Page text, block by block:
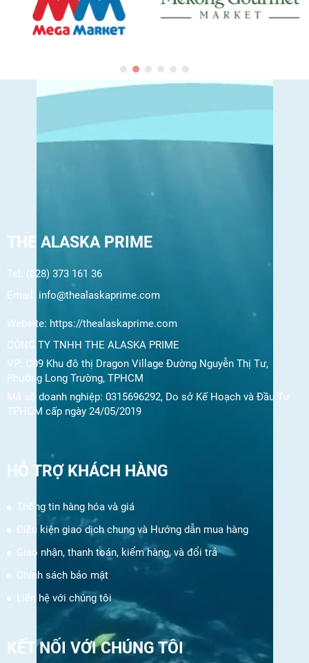
THE ALASKA PRIME
Tel: (028) 373 161 36
Email: info@thealaskaprime.com
Website: https://thealaskaprime.com
CÔNG TY TNHH THE ALASKA PRIME
VP: C09 Khu đô thị Dragon Village Đường Nguyễn Thị Tư,
Phường Long Trường, TPHCM
Mã số doanh nghiệp: 0315696292, Do sở Kế Hoạch và Đầu Tư
TPHCM cấp ngày 24/05/2019
HỖ TRỢ KHÁCH HÀNG
Thông tin hàng hóa và giá
Điều kiện giao dịch chung và Hướng dẫn mua hàng
Giao nhận, thanh toán, kiểm hàng, và đổi trả
Chính sách bảo mật
Liên hệ với chúng tôi
KẾT NỐI VỚI CHÚNG TÔI